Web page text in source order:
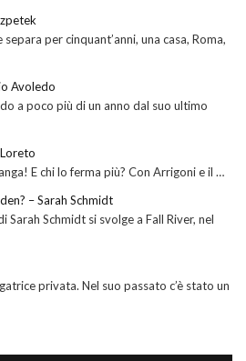
per cinquant’anni, una casa, Roma,
Avoledo
a poco più di un anno dal suo ultimo
E chi lo ferma più? Con Arrigoni e il …
– Sarah Schmidt
Sarah Schmidt si svolge a Fall River, nel
privata. Nel suo passato c’è stato un